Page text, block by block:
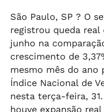
São Paulo, SP ? O
registrou queda real
junho na
crescimento de
mesmo mês do ano
Índice Nacional de
nesta terça-feira,
houve expansão